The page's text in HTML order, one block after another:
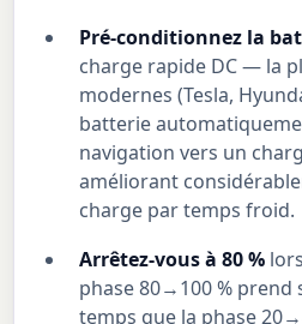
Pré-conditionnez la
charge rapide DC — la
modernes (Tesla,
batterie
navigation vers un
améliorant
charge par temps froid.
Arrêtez-vous à 80 %
phase 80→100 % prend
temps que la phase